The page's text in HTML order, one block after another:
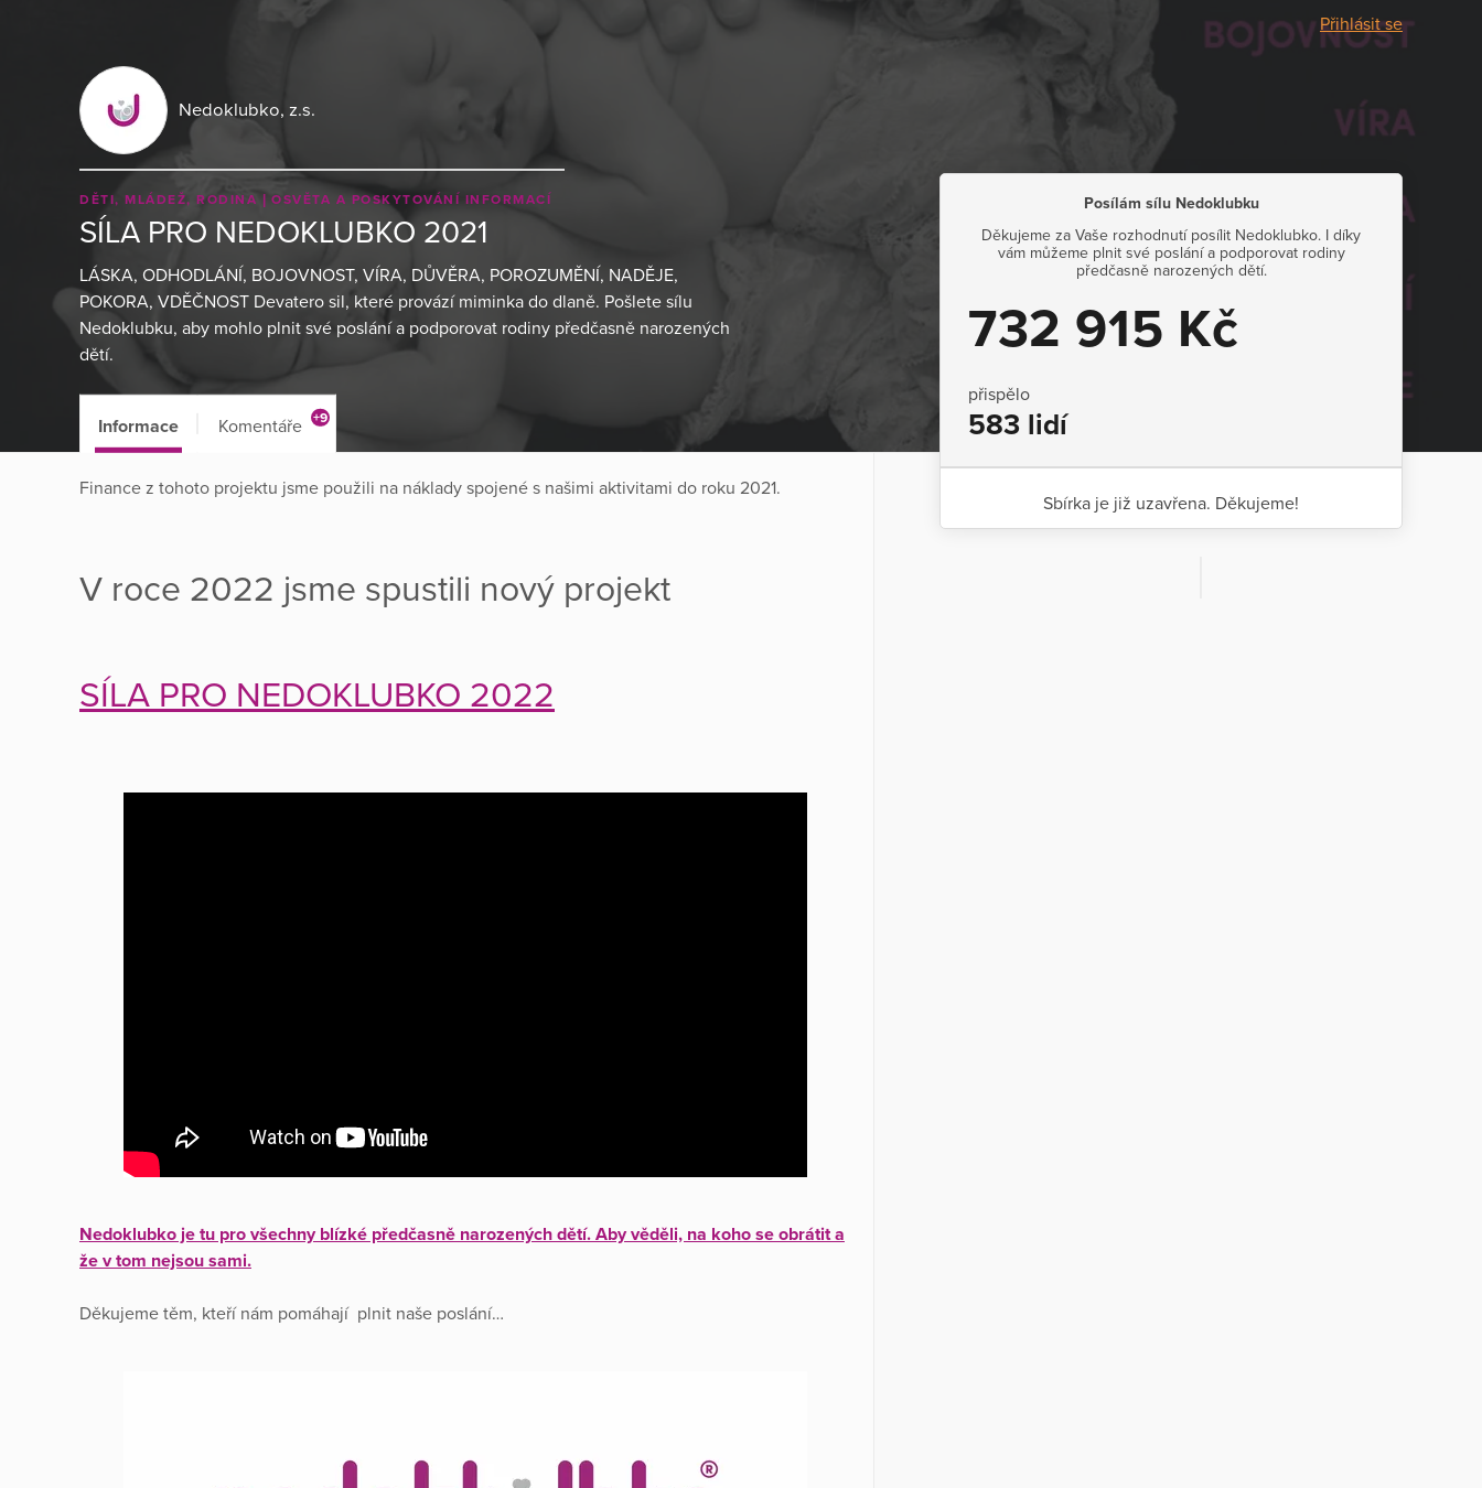
Přihlásit se
Nedoklubko, z.s.
DĚTI, MLÁDEŽ, RODINA OSVĚTA A POSKYTOVÁNÍ INFORMACÍ
SÍLA PRO NEDOKLUBKO 2021
LÁSKA, ODHODLÁNÍ, BOJOVNOST, VÍRA, DŮVĚRA, POROZUMĚNÍ, NADĚJE,
POKORA, VDĚČNOST Devatero sil, které provází miminka do dlaně. Pošlete sílu
Nedoklubku, aby mohlo plnit své poslání a podporovat rodiny předčasně narozených
dětí.
Posílám sílu Nedoklubku
Děkujeme za Vaše rozhodnutí posílit Nedoklubko. I díky
vám můžeme plnit své poslání a podporovat rodiny
předčasně narozených dětí.
732 915 Kč
přispělo
583 lidí
Sbírka je již uzavřena. Děkujeme!
Informace Komentáře +9
Finance z tohoto projektu jsme použili na náklady spojené s našimi aktivitami do roku 2021.
V roce 2022 jsme spustili nový projekt
SÍLA PRO NEDOKLUBKO 2022
Nedoklubko je tu pro všechny blízké předčasně narozených dětí. Aby věděli, na koho se obrátit a
že v tom nejsou sami.
Děkujeme těm, kteří nám pomáhají plnit naše poslání…